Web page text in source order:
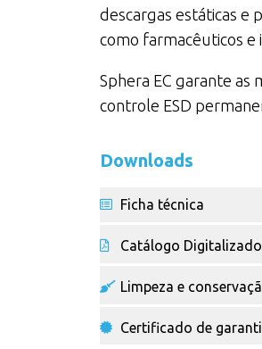
descargas estáticas e
como farmacêuticos e
Sphera EC garante as
controle ESD
Downloads
Ficha técnica
Catálogo Digitalizado
Limpeza e
Certificado de